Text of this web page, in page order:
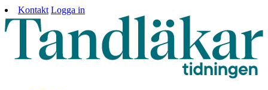
Kontakt Logga in